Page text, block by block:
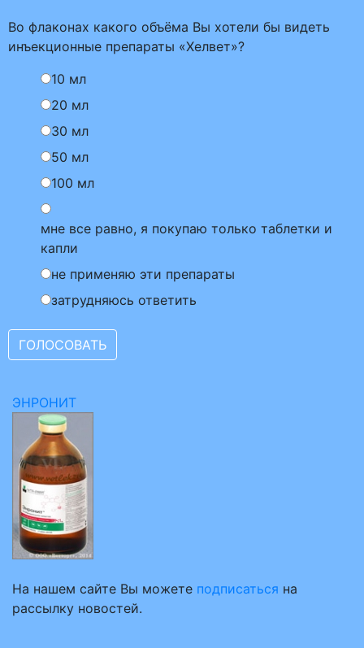
Во флаконах какого объёма Вы хотели бы видеть
инъекционные препараты «Хелвет»?
10 мл
20 мл
30 мл
50 мл
100 мл
мне все равно, я покупаю только таблетки и
капли
не применяю эти препараты
затрудняюсь ответить
ЭНРОНИТ
На нашем сайте Вы можете подписаться на
рассылку новостей.